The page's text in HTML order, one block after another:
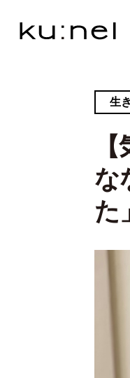
生
な
た」